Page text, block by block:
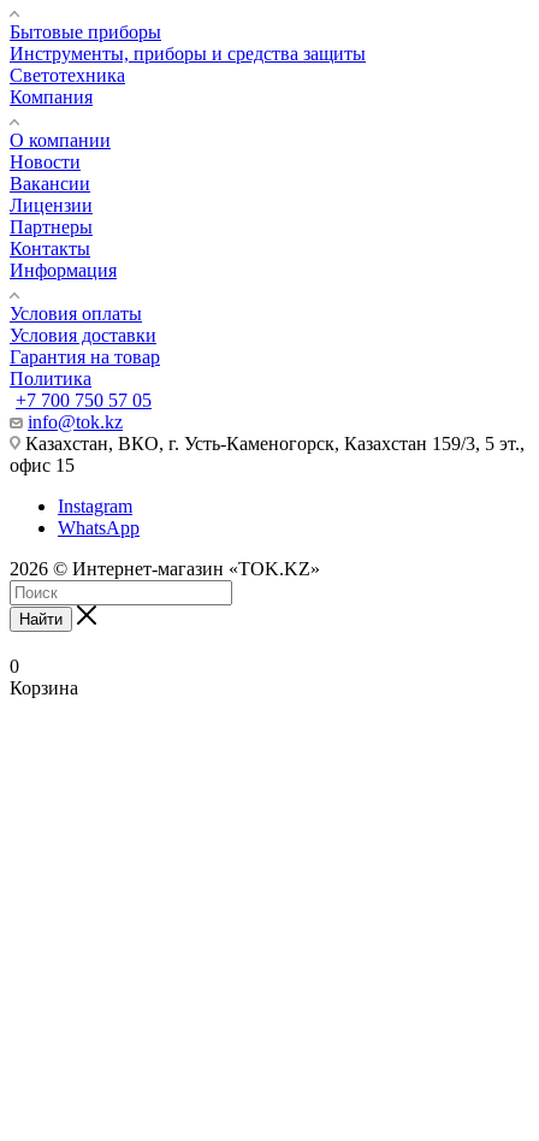
Бытовые приборы
Инструменты, приборы и средства защиты
Светотехника
Компания
О компании
Новости
Вакансии
Лицензии
Партнеры
Контакты
Информация
Условия оплаты
Условия доставки
Гарантия на товар
Политика
+7 700 750 57 05
info@tok.kz
Казахстан, ВКО, г. Усть-Каменогорск, Казахстан 159/3, 5 эт.,
офис 15
Instagram
WhatsApp
2026 © Интернет-магазин «TOK.KZ»
Найти
0
Корзина